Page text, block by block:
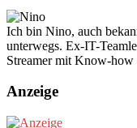
Ich bin Nino, auch
unterwegs. Ex-IT-
Streamer mit Know-
Anzeige